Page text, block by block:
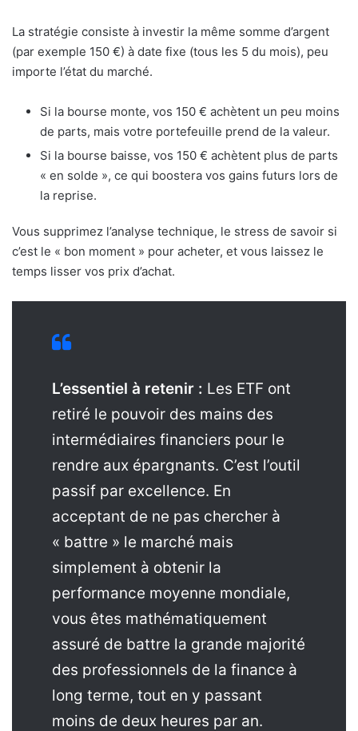
La stratégie consiste à investir la même somme d’argent
(par exemple 150 €) à date fixe (tous les 5 du mois), peu
importe l’état du marché.
Si la bourse monte, vos 150 € achètent un peu moins
de parts, mais votre portefeuille prend de la valeur.
Si la bourse baisse, vos 150 € achètent plus de parts
« en solde », ce qui boostera vos gains futurs lors de
la reprise.
Vous supprimez l’analyse technique, le stress de savoir si
c’est le « bon moment » pour acheter, et vous laissez le
temps lisser vos prix d’achat.
L’essentiel à retenir : Les ETF ont
retiré le pouvoir des mains des
intermédiaires financiers pour le
rendre aux épargnants. C’est l’outil
passif par excellence. En
acceptant de ne pas chercher à
« battre » le marché mais
simplement à obtenir la
performance moyenne mondiale,
vous êtes mathématiquement
assuré de battre la grande majorité
des professionnels de la finance à
long terme, tout en y passant
moins de deux heures par an.